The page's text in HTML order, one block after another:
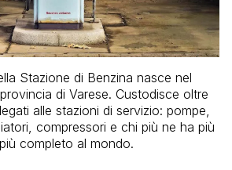
Stazione di Benzina nasce nel
di Varese. Custodisce oltre
alle stazioni di servizio: pompe,
compressori e chi più ne ha più
completo al mondo.